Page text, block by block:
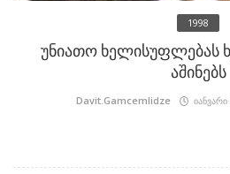
1998
უნიათო ხელისუფლებას
აშინებს
Davit.Gamcemlidze